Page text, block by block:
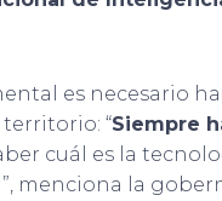
es necesario
“Siempre
cuál es la
menciona la